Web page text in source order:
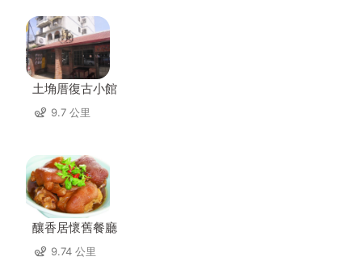
土埆厝復古小館
9.7 公里
釀香居懷舊餐廳
9.74 公里